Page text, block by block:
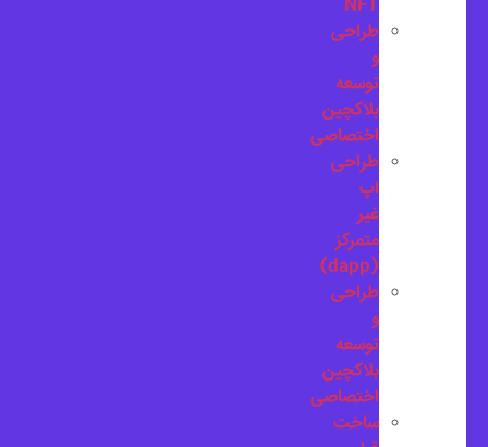
NFT
طراحی
توسعه
بلاکچین
اختصاصی
طراحی
اپ
غیر
متمرکز
طراحی
توسعه
بلاکچین
اختصاصی
ساخت